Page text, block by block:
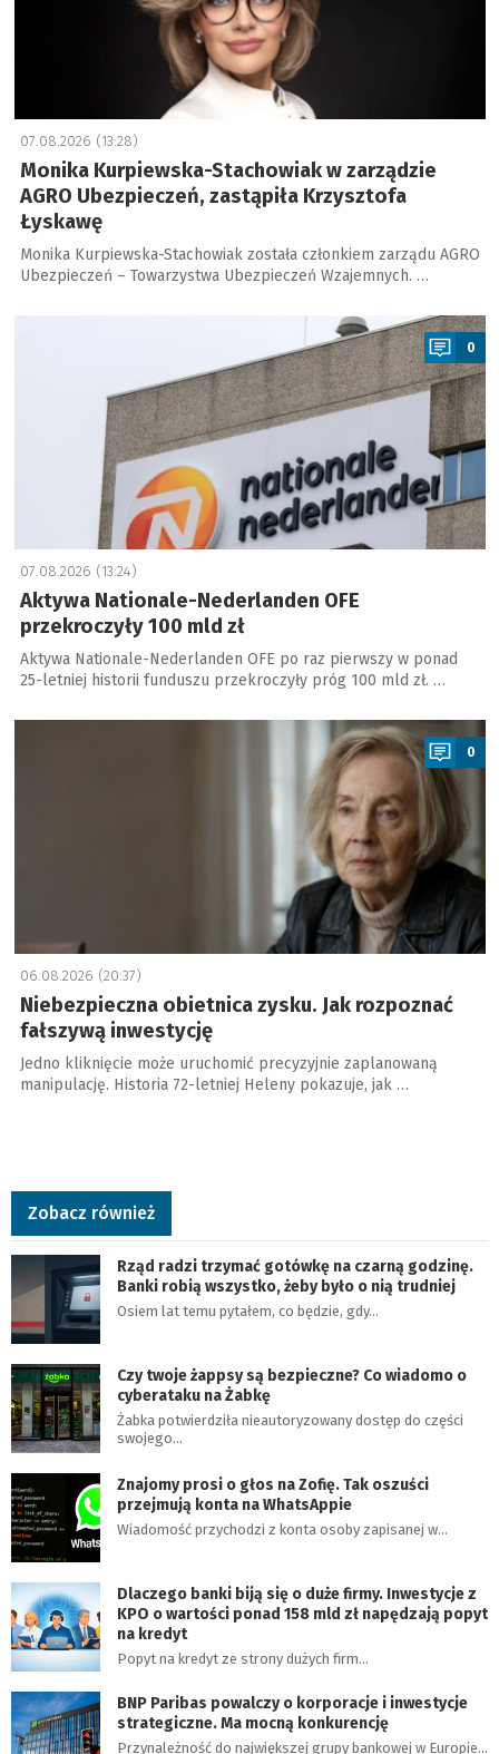
07.08.2026 (13:28)
Monika Kurpiewska-Stachowiak w zarządzie
AGRO Ubezpieczeń, zastąpiła Krzysztofa
Łyskawę
Monika Kurpiewska-Stachowiak została członkiem zarządu AGRO
Ubezpieczeń – Towarzystwa Ubezpieczeń Wzajemnych. …
0
07.08.2026 (13:24)
Aktywa Nationale-Nederlanden OFE
przekroczyły 100 mld zł
Aktywa Nationale-Nederlanden OFE po raz pierwszy w ponad
25-letniej historii funduszu przekroczyły próg 100 mld zł. …
a
0
06.08.2026 (20:37)
Niebezpieczna obietnica zysku. Jak rozpoznać
fałszywą inwestycję
Jedno kliknięcie może uruchomić precyzyjnie zaplanowaną
manipulację. Historia 72-letniej Heleny pokazuje, jak …
Zobacz również
Rząd radzi trzymać gotówkę na czarną godzinę.
Banki robią wszystko, żeby było o nią trudniej
Osiem lat temu pytałem, co będzie, gdy…
Czy twoje żappsy są bezpieczne? Co wiadomo o
cyberataku na Żabkę
Żabka potwierdziła nieautoryzowany dostęp do części
swojego…
Znajomy prosi o głos na Zofię. Tak oszuści
przejmują konta na WhatsAppie
Wiadomość przychodzi z konta osoby zapisanej w…
Dlaczego banki biją się o duże firmy. Inwestycje z
KPO o wartości ponad 158 mld zł napędzają popyt
na kredyt
Popyt na kredyt ze strony dużych firm…
BNP Paribas powalczy o korporacje i inwestycje
strategiczne. Ma mocną konkurencję
Przynależność do największej grupy bankowej w Europie…